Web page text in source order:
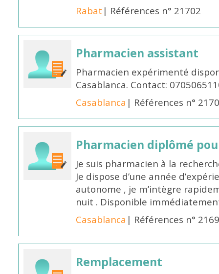
Rabat | Références n° 21702
Pharmacien assistant
Pharmacien expérimenté
Casablanca. Contact:
Casablanca | Références n°
Pharmacien diplômé
Je suis pharmacien à la
Je dispose d’une année
autonome , je m’intègre
nuit . Disponible
Casablanca | Références n°
Remplacement